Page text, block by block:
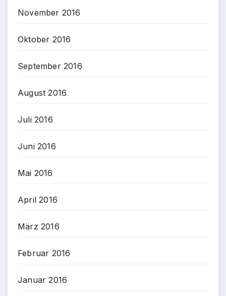
November 2016
Oktober 2016
September 2016
August 2016
Juli 2016
Juni 2016
Mai 2016
April 2016
März 2016
Februar 2016
Januar 2016